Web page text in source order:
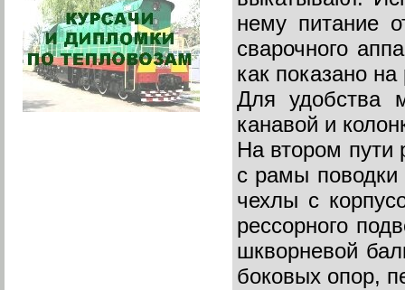
нему питание
сварочного
как показано
Для удобства
канавой и
На втором пути
с рамы поводки
чехлы с
рессорного
шкворневой
боковых опор,